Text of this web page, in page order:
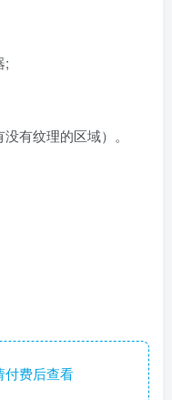
;
有纹理的区域）。
费后查看